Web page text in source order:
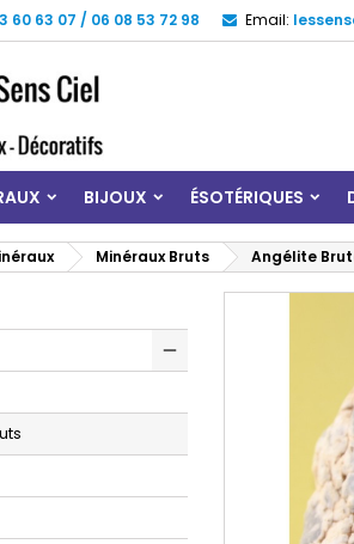
60 63 07 / 06 08 53 72 98 Email:
BIJOUX ÉSOTÉRIQUES
Minéraux Bruts Angélite